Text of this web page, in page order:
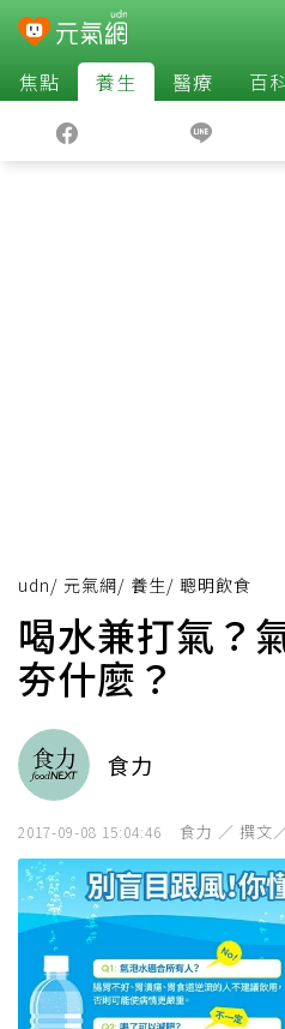
焦點 養生 醫療 百
udn/ 元氣網/ 養生/ 聰明飲食
喝水兼打氣？
夯什麼？
食力
2017-09-08 15:04:46 食力 ／ 撰文